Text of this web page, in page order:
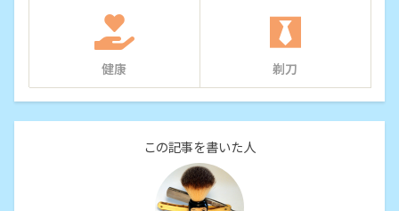
健康 剃刀
この記事を書いた人